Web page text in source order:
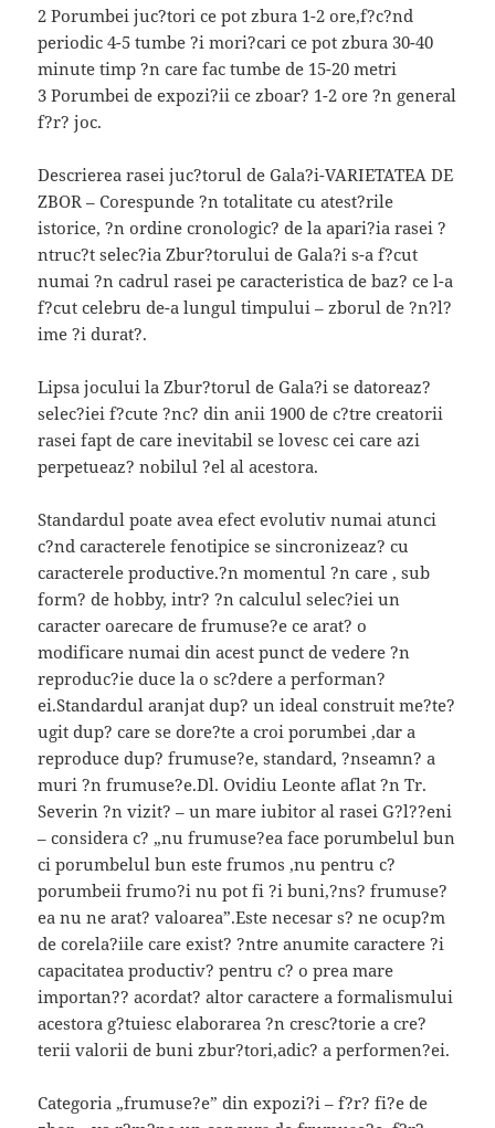
2 Porumbei juc?tori ce pot zbura 1-2 ore,f?c?nd
periodic 4-5 tumbe ?i mori?cari ce pot zbura 30-40
minute timp ?n care fac tumbe de 15-20 metri
3 Porumbei de expozi?ii ce zboar? 1-2 ore ?n general
f?r? joc.
Descrierea rasei juc?torul de Gala?i-VARIETATEA DE
ZBOR – Corespunde ?n totalitate cu atest?rile
istorice, ?n ordine cronologic? de la apari?ia rasei ?
ntruc?t selec?ia Zbur?torului de Gala?i s-a f?cut
numai ?n cadrul rasei pe caracteristica de baz? ce l-a
f?cut celebru de-a lungul timpului – zborul de ?n?l?
ime ?i durat?.
Lipsa jocului la Zbur?torul de Gala?i se datoreaz?
selec?iei f?cute ?nc? din anii 1900 de c?tre creatorii
rasei fapt de care inevitabil se lovesc cei care azi
perpetueaz? nobilul ?el al acestora.
Standardul poate avea efect evolutiv numai atunci
c?nd caracterele fenotipice se sincronizeaz? cu
caracterele productive.?n momentul ?n care , sub
form? de hobby, intr? ?n calculul selec?iei un
caracter oarecare de frumuse?e ce arat? o
modificare numai din acest punct de vedere ?n
reproduc?ie duce la o sc?dere a performan?
ei.Standardul aranjat dup? un ideal construit me?te?
ugit dup? care se dore?te a croi porumbei ,dar a
reproduce dup? frumuse?e, standard, ?nseamn? a
muri ?n frumuse?e.Dl. Ovidiu Leonte aflat ?n Tr.
Severin ?n vizit? – un mare iubitor al rasei G?l??eni
– considera c? „nu frumuse?ea face porumbelul bun
ci porumbelul bun este frumos ,nu pentru c?
porumbeii frumo?i nu pot fi ?i buni,?ns? frumuse?
ea nu ne arat? valoarea”.Este necesar s? ne ocup?m
de corela?iile care exist? ?ntre anumite caractere ?i
capacitatea productiv? pentru c? o prea mare
importan?? acordat? altor caractere a formalismului
acestora g?tuiesc elaborarea ?n cresc?torie a cre?
terii valorii de buni zbur?tori,adic? a performen?ei.
Categoria „frumuse?e” din expozi?i – f?r? fi?e de